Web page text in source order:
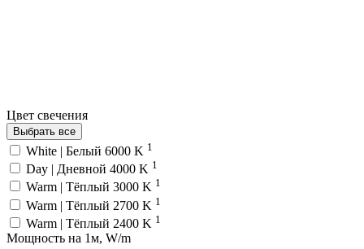
Цвет свечения
Выбрать все
White | Белый 6000 K 1
Day | Дневной 4000 K 1
Warm | Тёплый 3000 K 1
Warm | Тёплый 2700 K 1
Warm | Тёплый 2400 K 1
Мощность на 1м, W/m